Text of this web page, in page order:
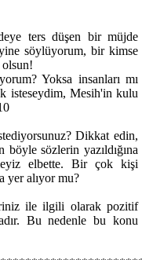
ters düşen bir müjde
söylüyorum, bir kimse
Yoksa insanları mı
isteseydim, Mesih'in kulu
Dikkat edin,
sözlerin yazıldığına
elbette. Bir çok kişi
yer alıyor mu?
ile ilgili olarak pozitif
Bu nedenle bu konu